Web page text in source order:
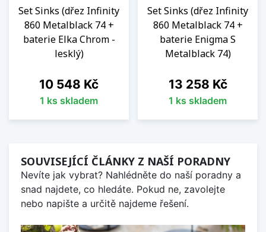
Set Sinks (dřez Infinity
860 Metalblack 74 +
baterie Elka Chrom -
lesklý)
Cena
10 548 Kč
1 ks skladem
Set Sinks (dřez Infinity
860 Metalblack 74 +
baterie Enigma S
Metalblack 74)
Cena
13 258 Kč
1 ks skladem
SOUVISEJÍCÍ ČLÁNKY Z NAŠÍ PORADNY
Nevíte jak vybrat? Nahlédněte do naší poradny a
snad najdete, co hledáte. Pokud ne, zavolejte
nebo napište a určitě najdeme řešení.